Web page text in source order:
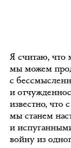
Я считаю, что
мы можем
с
и
известно, что
мы станем
и
войну из